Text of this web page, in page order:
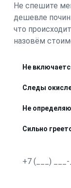
Не спешите
дешевле
что
назовём
Не
Следы
Не
Сильно